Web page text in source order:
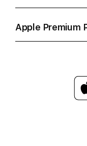
Apple Premium